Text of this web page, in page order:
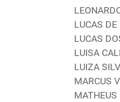
LUCAS
LUCAS
LUISA
LUIZA
MARCUS
MATHEUS